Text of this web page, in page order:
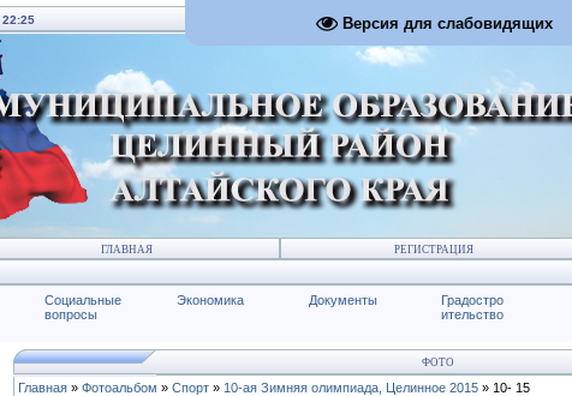
Версия для слабовидящих
22:25
ГЛАВНАЯ РЕГИСТРАЦИЯ
Социальные
вопросы
Экономика Документы
Градостро
ительство
ФОТО
Главная » Фотоальбом » Спорт » 10-ая Зимняя олимпиада, Целинное 2015 » 10- 15